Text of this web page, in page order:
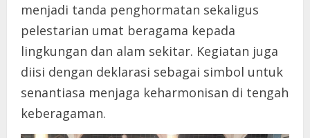
menjadi tanda penghormatan sekaligus
pelestarian umat beragama kepada
lingkungan dan alam sekitar. Kegiatan juga
diisi dengan deklarasi sebagai simbol untuk
senantiasa menjaga keharmonisan di tengah
keberagaman.